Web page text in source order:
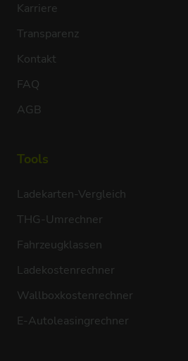
Karriere
Transparenz
Kontakt
FAQ
AGB
Tools
Ladekarten-Vergleich
THG-Umrechner
Fahrzeugklassen
Ladekostenrechner
Wallboxkostenrechner
E-Autoleasingrechner